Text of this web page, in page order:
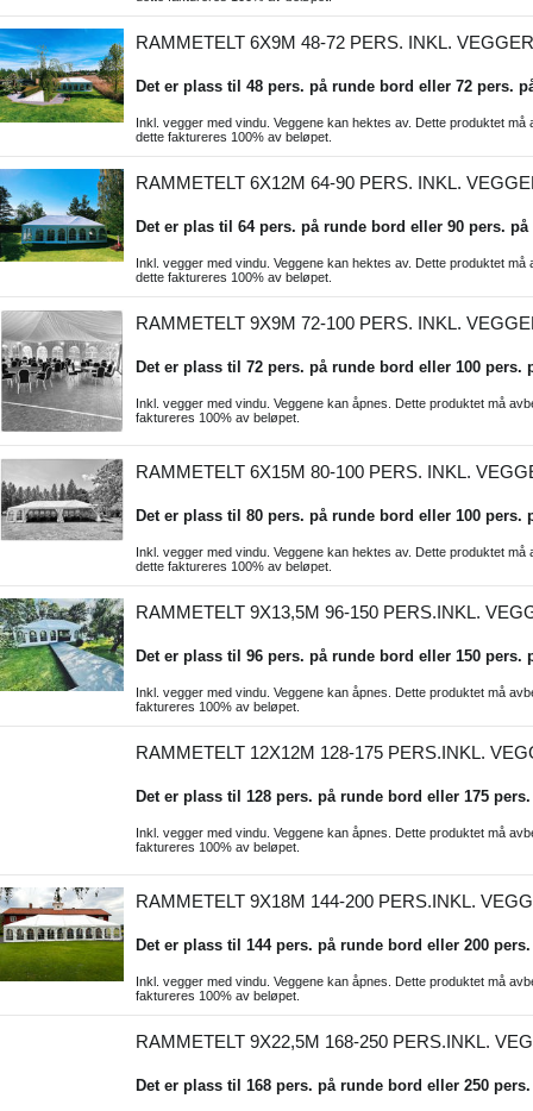
RAMMETELT 6X9M 48-72 PERS. INKL.
Det er plass til 48 pers. på runde bord eller 72 pers.
Inkl. vegger med vindu. Veggene kan hektes av. Dette produktet
dette faktureres 100% av beløpet.
RAMMETELT 6X12M 64-90 PERS. INKL.
Det er plas til 64 pers. på runde bord eller 90 pers.
Inkl. vegger med vindu. Veggene kan hektes av. Dette produktet
dette faktureres 100% av beløpet.
RAMMETELT 9X9M 72-100 PERS. INKL.
Det er plass til 72 pers. på runde bord eller 100 pers.
Inkl. vegger med vindu. Veggene kan åpnes. Dette produktet må
faktureres 100% av beløpet.
RAMMETELT 6X15M 80-100 PERS. INKL.
Det er plass til 80 pers. på runde bord eller 100 pers.
Inkl. vegger med vindu. Veggene kan hektes av. Dette produktet
dette faktureres 100% av beløpet.
RAMMETELT 9X13,5M 96-150 PERS.INKL.
Det er plass til 96 pers. på runde bord eller 150 pers.
Inkl. vegger med vindu. Veggene kan åpnes. Dette produktet må
faktureres 100% av beløpet.
RAMMETELT 12X12M 128-175 PERS.INKL.
Det er plass til 128 pers. på runde bord eller 175
Inkl. vegger med vindu. Veggene kan åpnes. Dette produktet må
faktureres 100% av beløpet.
RAMMETELT 9X18M 144-200 PERS.INKL.
Det er plass til 144 pers. på runde bord eller 200
Inkl. vegger med vindu. Veggene kan åpnes. Dette produktet må
faktureres 100% av beløpet.
RAMMETELT 9X22,5M 168-250 PERS.INKL.
Det er plass til 168 pers. på runde bord eller 250